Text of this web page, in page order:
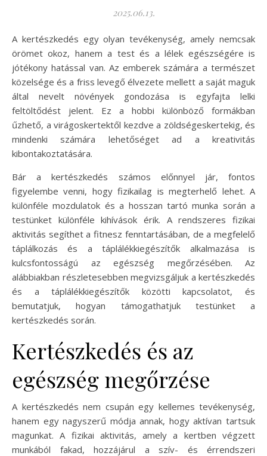
2025.06.13.
A kertészkedés egy olyan tevékenység, amely nemcsak
örömet okoz, hanem a test és a lélek egészségére is
jótékony hatással van. Az emberek számára a természet
közelsége és a friss levegő élvezete mellett a saját maguk
által nevelt növények gondozása is egyfajta lelki
feltöltődést jelent. Ez a hobbi különböző formákban
űzhető, a virágoskertektől kezdve a zöldségeskertekig, és
mindenki számára lehetőséget ad a kreativitás
kibontakoztatására.
Bár a kertészkedés számos előnnyel jár, fontos
figyelembe venni, hogy fizikailag is megterhelő lehet. A
különféle mozdulatok és a hosszan tartó munka során a
testünket különféle kihívások érik. A rendszeres fizikai
aktivitás segíthet a fitnesz fenntartásában, de a megfelelő
táplálkozás és a táplálékkiegészítők alkalmazása is
kulcsfontosságú az egészség megőrzésében. Az
alábbiakban részletesebben megvizsgáljuk a kertészkedés
és a táplálékkiegészítők közötti kapcsolatot, és
bemutatjuk, hogyan támogathatjuk testünket a
kertészkedés során.
Kertészkedés és az
egészség megőrzése
A kertészkedés nem csupán egy kellemes tevékenység,
hanem egy nagyszerű módja annak, hogy aktívan tartsuk
magunkat. A fizikai aktivitás, amely a kertben végzett
munkából fakad, hozzájárul a szív- és érrendszeri